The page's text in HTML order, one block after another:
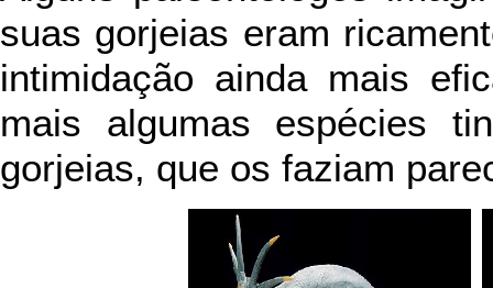
suas gorjeias eram
intimidação ainda mais
mais algumas espécies
gorjeias, que os faziam